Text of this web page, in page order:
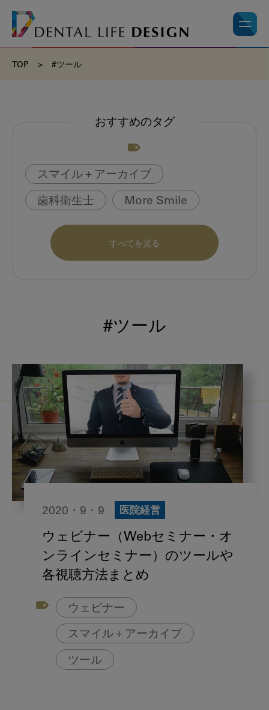
TOP > #ツール
おすすめのタグ
スマイル＋アーカイブ
歯科衛生士 More Smile
お悩み相談室 動画 書籍
book
海外歯科事情 咬合の変化
口腔機能発達不全症
いちき歯科 スウェーデン
歯周病 鼻うがい
内科 歯科 内科医師
歯科医院経営 歯科助手
アフターコロナ対策
コンポジットレジン
すべてを見る
#ツール
2020・9・9 医院経営
ウェビナー（Webセミナー・オ
ンラインセミナー）のツールや
各視聴方法まとめ
ウェビナー
スマイル＋アーカイブ
ツール